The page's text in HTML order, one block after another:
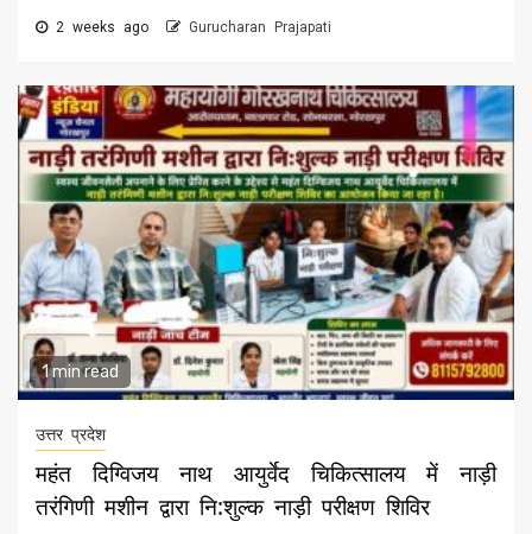
2 weeks ago Gurucharan Prajapati
1 min read
उत्तर प्रदेश
महंत दिग्विजय नाथ आयुर्वेद चिकित्सालय में नाड़ी
तरंगिणी मशीन द्वारा नि:शुल्क नाड़ी परीक्षण शिविर